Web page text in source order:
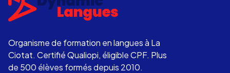
Organisme de formation en langues à La
Ciotat. Certifié Qualiopi, éligible CPF. Plus
de 500 élèves formés depuis 2010.